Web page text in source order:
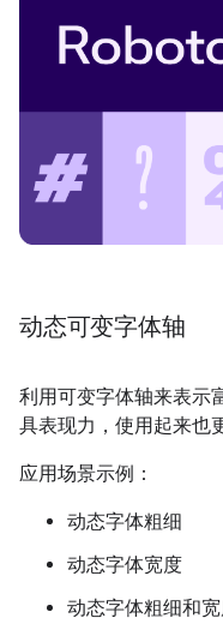
动态可变字体轴
利用可变字体轴来表示
具表现力，使用起来也
应用场景示例：
动态字体粗细
动态字体宽度
动态字体粗细和